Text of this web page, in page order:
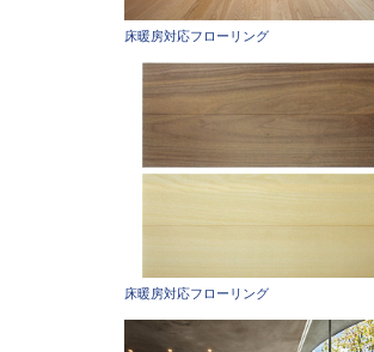
床暖房対応フローリング
床暖房対応フローリング